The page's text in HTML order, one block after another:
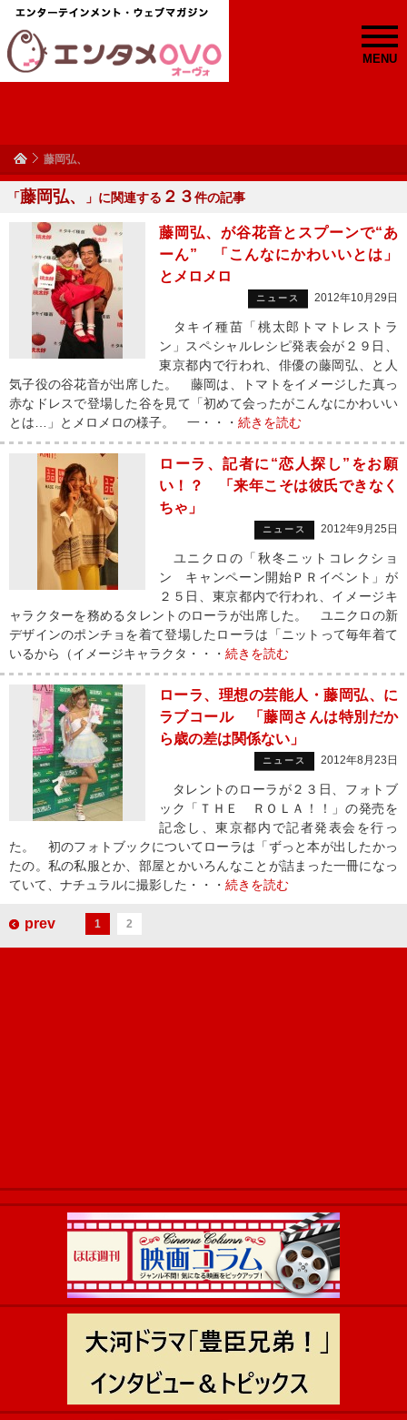
MENU
藤岡弘、
「藤岡弘、 」に関連する ２３件の記事
藤岡弘、が谷花音とスプーンで“あ
ーん” 「こんなにかわいいとは」
とメロメロ
ニュース 2012年10月29日
タキイ種苗「桃太郎トマトレストラ
ン」スペシャルレシピ発表会が２９日、
東京都内で行われ、俳優の藤岡弘、と人
気子役の谷花音が出席した。 藤岡は、トマトをイメージした真っ
赤なドレスで登場した谷を見て「初めて会ったがこんなにかわいい
とは…」とメロメロの様子。 一・・・ 続きを読む
ローラ、記者に“恋人探し”をお願
い！？ 「来年こそは彼氏できなく
ちゃ」
ニュース 2012年9月25日
ユニクロの「秋冬ニットコレクショ
ン キャンペーン開始ＰＲイベント」が
２５日、東京都内で行われ、イメージキ
ャラクターを務めるタレントのローラが出席した。 ユニクロの新
デザインのポンチョを着て登場したローラは「ニットって毎年着て
いるから（イメージキャラクタ・・・ 続きを読む
ローラ、理想の芸能人・藤岡弘、に
ラブコール 「藤岡さんは特別だか
ら歳の差は関係ない」
ニュース 2012年8月23日
タレントのローラが２３日、フォトブ
ック「ＴＨＥ ＲＯＬＡ！！」の発売を
記念し、東京都内で記者発表会を行っ
た。 初のフォトブックについてローラは「ずっと本が出したかっ
たの。私の私服とか、部屋とかいろんなことが詰まった一冊になっ
ていて、ナチュラルに撮影した・・・ 続きを読む
prev 1 2